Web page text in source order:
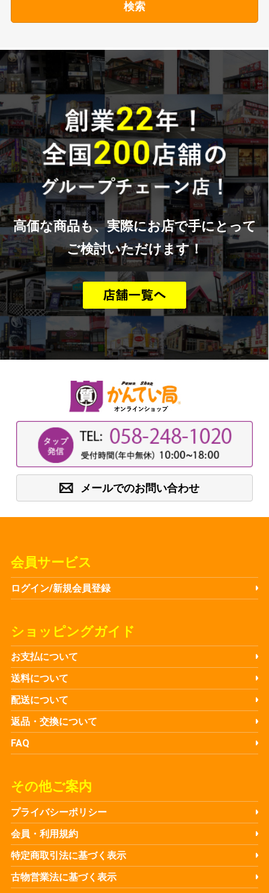
検索
高価な商品も、実際にお店で手にとって
ご検討いただけます！
メールでのお問い合わせ
会員サービス
ログイン/新規会員登録
ショッピングガイド
お支払について
送料について
配送について
返品・交換について
FAQ
その他ご案内
プライバシーポリシー
会員・利用規約
特定商取引法に基づく表示
古物営業法に基づく表示